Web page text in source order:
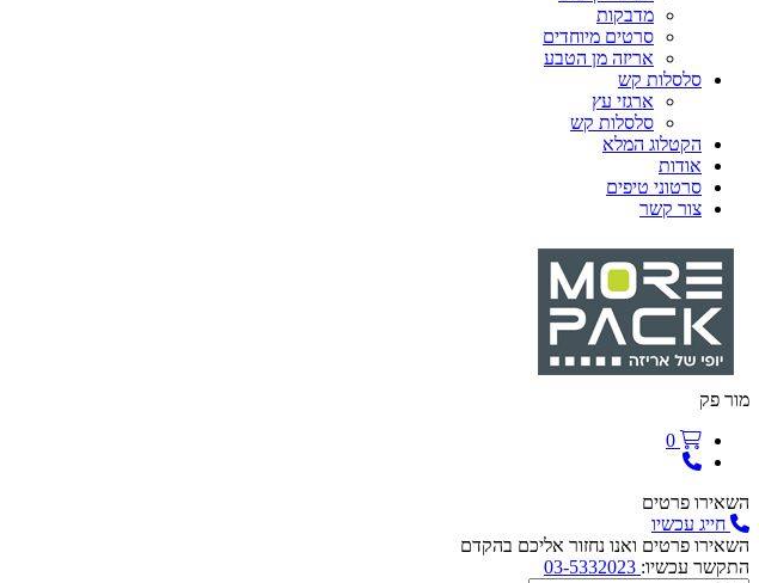
מדבקות
סרטים מיוחדים
אריזה מן הטבע
סלסלות קש
ארגזי עץ
סלסלות קש
הקטלוג המלא
אודות
סרטוני טיפים
צור קשר
מור פק
0
השאירו פרטים
חייג עכשיו
השאירו פרטים ואנו נחזור אליכם בהקדם
התקשר עכשיו: